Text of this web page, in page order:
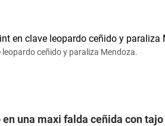
ceñido y paraliza Mendoza.
una maxi falda ceñida con